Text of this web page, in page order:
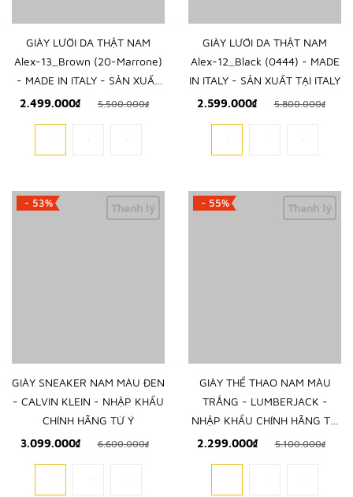
GIÀY LƯỜI DA THẬT NAM
Alex-13_Brown (20-Marrone)
- MADE IN ITALY - SẢN XUẤT
TẠI ITALY
2.499.000₫ 5.500.000₫
GIÀY LƯỜI DA THẬT NAM
Alex-12_Black (0444) - MADE
IN ITALY - SẢN XUẤT TẠI ITALY
2.599.000₫
5.800.000₫
- 53% Thanh lý
GIÀY SNEAKER NAM MÀU ĐEN
- CALVIN KLEIN - NHẬP KHẨU
CHÍNH HÃNG TỪ Ý
3.099.000₫
6.600.000₫
- 55% Thanh lý
GIÀY THỂ THAO NAM MÀU
TRẮNG - LUMBERJACK -
NHẬP KHẨU CHÍNH HÃNG TỪ
2.299.000₫ 5.100.000₫